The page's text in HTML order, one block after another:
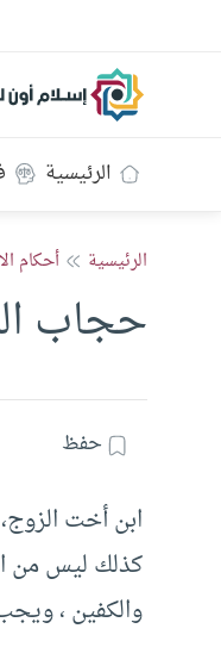
إسلام
الرئيسية
الرئيسية أحكام
حجاب
حفظ
ابن أخت
كذلك ليس من
والكفين ،